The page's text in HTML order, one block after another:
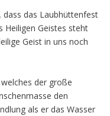
das Laubhüttenfest
Heiligen Geistes steht
Geist in uns noch
der große
den
als er das Wasser